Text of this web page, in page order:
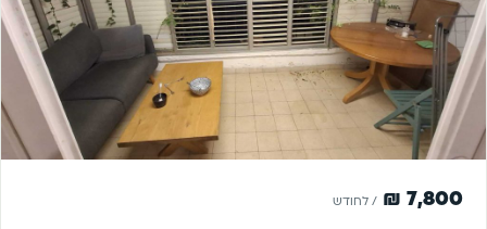
7,800 ₪ / לחודש